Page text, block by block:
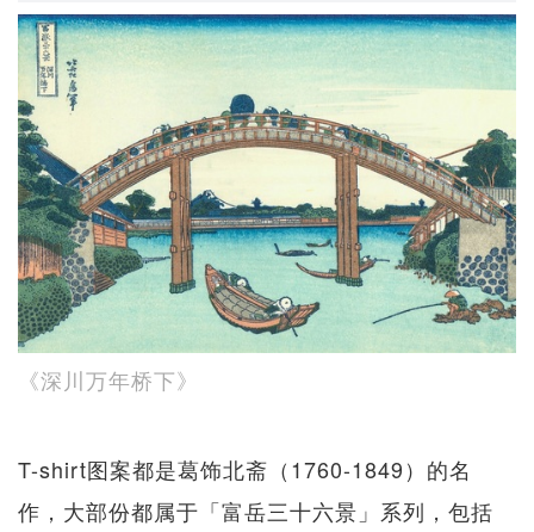
《深川万年桥下》
T-shirt图案都是葛饰北斋（1760-1849）的名
作，大部份都属于「富岳三十六景」系列，包括